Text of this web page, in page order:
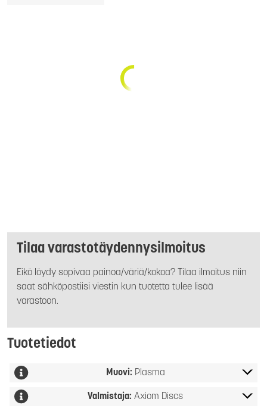
Tilaa varastotäydennysilmoitus
Eikö löydy sopivaa painoa/väriä/kokoa? Tilaa ilmoitus niin
saat sähköpostiisi viestin kun tuotetta tulee lisää
varastoon.
Tuotetiedot
Muovi: Plasma
Valmistaja: Axiom Discs